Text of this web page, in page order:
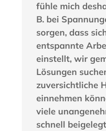
fühle mich
B. bei
sorgen, dass
entspannte
einstellt, wir
Lösungen
zuversichtliche
einnehmen
viele
schnell